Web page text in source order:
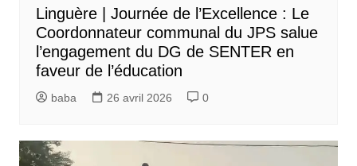
Linguère | Journée de l’Excellence : Le
Coordonnateur communal du JPS salue
l’engagement du DG de SENTER en
faveur de l’éducation
baba 26 avril 2026 0